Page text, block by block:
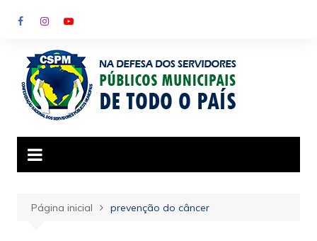
para
conteúdo
Página inicial prevenção do câncer